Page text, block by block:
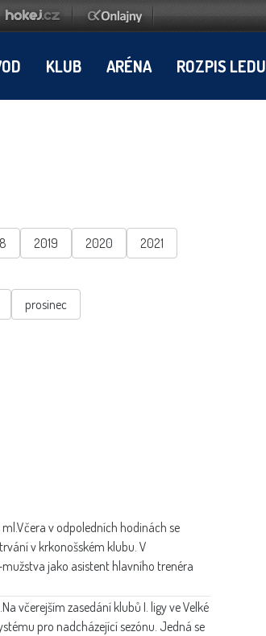
KLUB ARÉNA ROZPIS LEDU
2019 2020
2021
prosinec
Včera v odpoledních hodinách se
v krkonošském klubu. V
jako asistent hlavního trenéra
Na včerejším zasedání klubů I. ligy ve Velké
pro nadcházející sezónu. Jedná se